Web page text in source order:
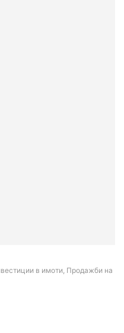
в имоти, Продажби на